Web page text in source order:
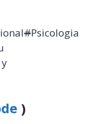
#Psicologia
)